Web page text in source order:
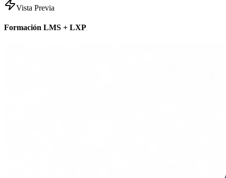
Vista Previa
Formación LMS + LXP